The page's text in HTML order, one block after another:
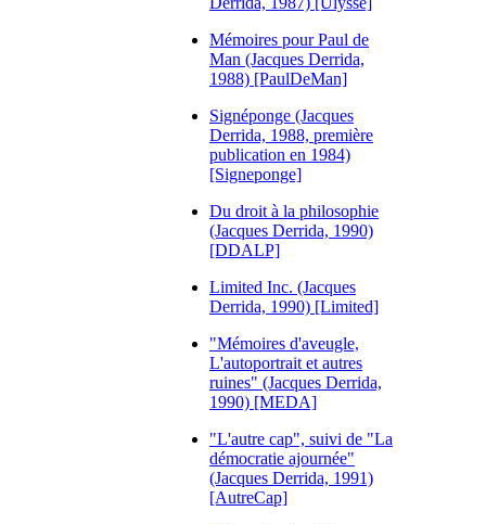
Mémoires pour Paul de
Man (Jacques Derrida,
1988) [PaulDeMan]
Signéponge (Jacques
Derrida, 1988, première
publication en 1984)
[Signeponge]
Du droit à la philosophie
(Jacques Derrida, 1990)
[DDALP]
Limited Inc. (Jacques
Derrida, 1990) [Limited]
"Mémoires d'aveugle,
L'autoportrait et autres
ruines" (Jacques Derrida,
1990) [MEDA]
"L'autre cap", suivi de "La
démocratie ajournée"
(Jacques Derrida, 1991)
[AutreCap]